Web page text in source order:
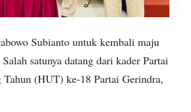
Subianto untuk kembali maju
satunya datang dari kader Partai
(HUT) ke-18 Partai Gerindra,